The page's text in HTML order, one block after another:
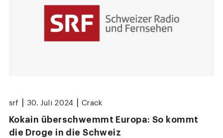
srf 30. Juli 2024 Crack
Kokain überschwemmt Europa: So kommt
die Droge in die Schweiz